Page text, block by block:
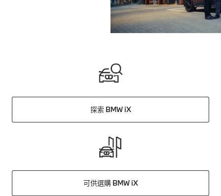
探索 BMW iX
可供選購 BMW iX